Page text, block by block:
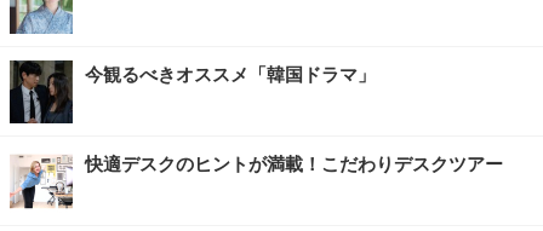
今観るべきオススメ「韓国ドラマ」
快適デスクのヒントが満載！こだわりデスクツアー